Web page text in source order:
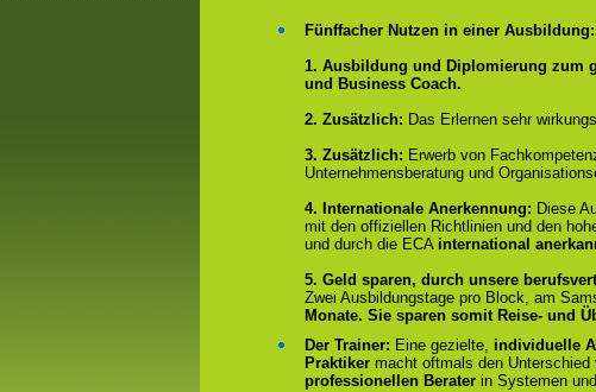
Fünffacher Nutzen in einer Ausbildung:
1. Ausbildung und Diplomierung zum
und Business Coach.
2. Zusätzlich: Das Erlernen sehr
3. Zusätzlich: Erwerb von
Unternehmensberatung und
4. Internationale Anerkennung: Diese
mit den offiziellen Richtlinien und den
und durch die ECA international
5. Geld sparen, durch unsere
Zwei Ausbildungstage pro Block, am
Monate. Sie sparen somit Reise- und
Der Trainer: Eine gezielte, individuelle
Praktiker macht oftmals den Unterschied
professionellen Berater in Systemen